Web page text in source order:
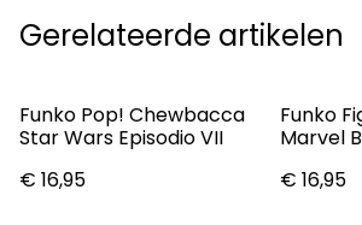
Gerelateerde artikelen
Funko Pop! Chewbacca
Star Wars Episodio VII
€ 16,95
Funko
Marvel
€ 16,95